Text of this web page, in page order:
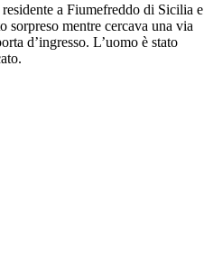
a Fiumefreddo di Sicilia e
sorpreso mentre cercava una via
d’ingresso. L’uomo è stato